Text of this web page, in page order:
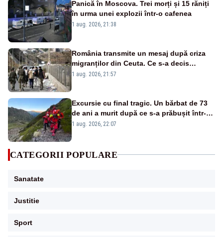
Panică în Moscova. Trei morți și 15 răniți
în urma unei explozii într-o cafenea
1 aug. 2026, 21:38
România transmite un mesaj după criza
migranților din Ceuta. Ce s-a decis
împreună cu statele UE
1 aug. 2026, 21:57
Excursie cu final tragic. Un bărbat de 73
de ani a murit după ce s-a prăbușit într-o
râpă în munții Făgăraș
1 aug. 2026, 22:07
CATEGORII POPULARE
Sanatate
Justitie
Sport